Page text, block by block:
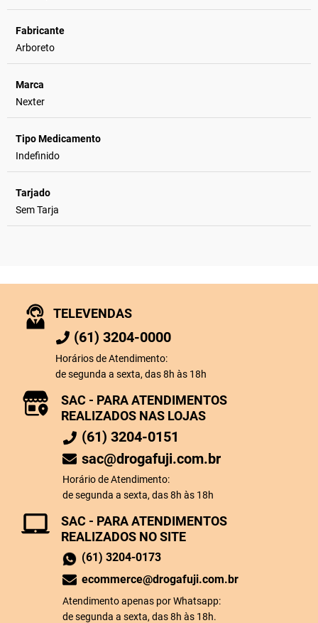
Fabricante
Arboreto
Marca
Nexter
Tipo Medicamento
Indefinido
Tarjado
Sem Tarja
TELEVENDAS
(61) 3204-0000
Horários de Atendimento:
de segunda a sexta, das 8h às 18h
SAC - PARA ATENDIMENTOS
REALIZADOS NO SITE
(61) 3204-0173
ecommerce@drogafuji.com.br
Atendimento apenas por Whatsapp:
de segunda a sexta, das 8h às 18h.
SAC - PARA ATENDIMENTOS
REALIZADOS NAS LOJAS
(61) 3204-0151
sac@drogafuji.com.br
Horário de Atendimento:
de segunda a sexta, das 8h às 18h